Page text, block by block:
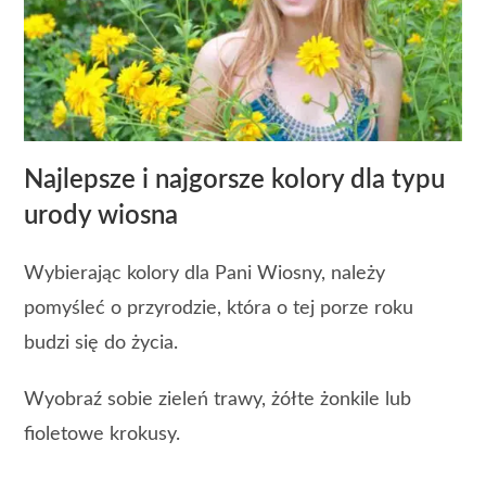
Najlepsze i najgorsze kolory dla typu
urody wiosna
Wybierając kolory dla Pani Wiosny, należy
pomyśleć o przyrodzie, która o tej porze roku
budzi się do życia.
Wyobraź sobie zieleń trawy, żółte żonkile lub
fioletowe krokusy.